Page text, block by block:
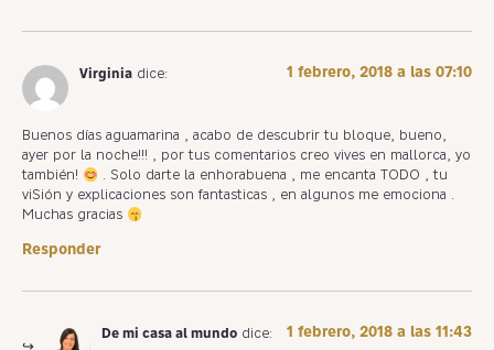
Virginia dice: 1 febrero, 2018 a las 07:10
Buenos días aguamarina , acabo de descubrir tu bloque, bueno,
ayer por la noche!!! , por tus comentarios creo vives en mallorca, yo
también!
. Solo darte la enhorabuena , me encanta TODO , tu
viSión y explicaciones son fantasticas , en algunos me emociona .
Muchas gracias
Responder
De mi casa al mundo dice: 1 febrero, 2018 a las 11:43